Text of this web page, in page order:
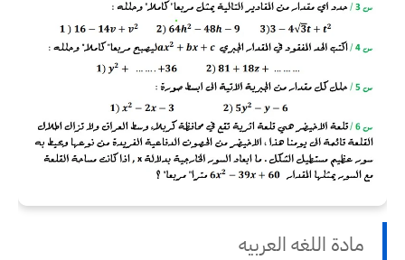
مادة اللغه العربيه